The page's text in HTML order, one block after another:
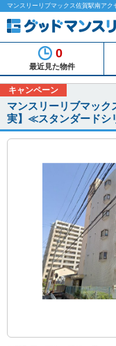
0
最近見た物件
キャンペーン
マンスリーリブマッ
実】≪スタンダードシ